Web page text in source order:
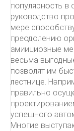
популярность в
руководство
мере
преодолению
амиициозные
весьма
позволят им
лестнице.
правильно
успешного
Многие